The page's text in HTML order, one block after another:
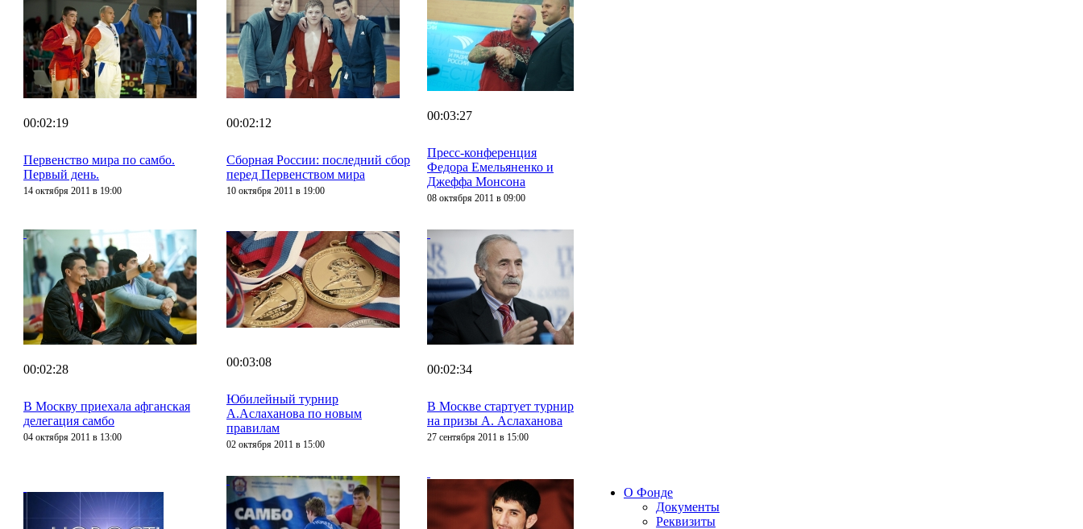
00:02:19
Первенство мира по самбо.
Первый день.
14 октября 2011 в 19:00
00:02:12
Сборная России: последний сбор
перед Первенством мира
10 октября 2011 в 19:00
00:03:27
Пресс-конференция
Федора Емельяненко и
Джеффа Монсона
08 октября 2011 в 09:00
00:02:28
В Москву приехала афганская
делегация самбо
04 октября 2011 в 13:00
00:03:08
Юбилейный турнир
А.Аслаханова по новым
правилам
02 октября 2011 в 15:00
00:02:34
В Москве стартует турнир
на призы А. Аслаханова
27 сентября 2011 в 15:00
О Фонде
Документы
Реквизиты